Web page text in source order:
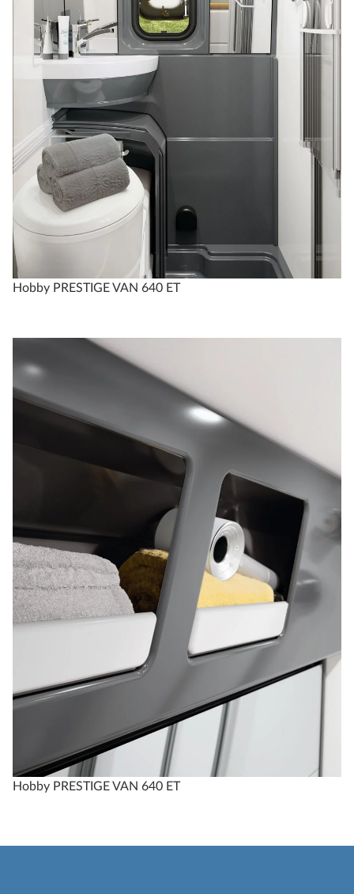
Hobby PRESTIGE VAN 640 ET
Hobby PRESTIGE VAN 640 ET